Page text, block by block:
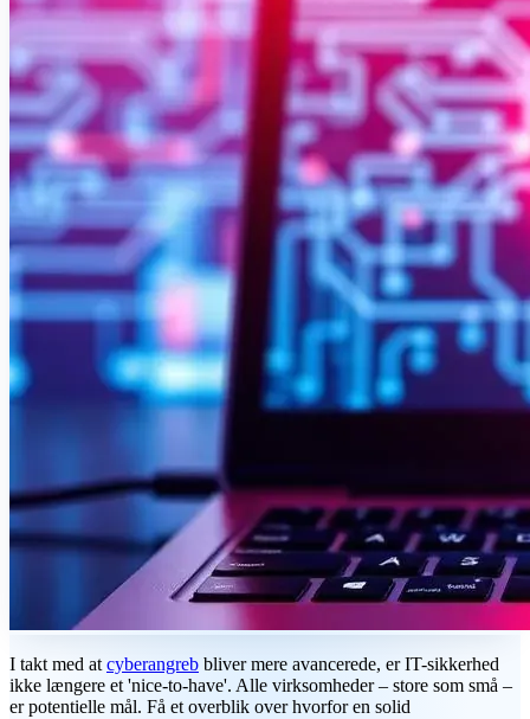
I takt med at cyberangreb bliver mere avancerede, er IT-sikkerhed
ikke længere et 'nice-to-have'. Alle virksomheder – store som små –
er potentielle mål. Få et overblik over hvorfor en solid